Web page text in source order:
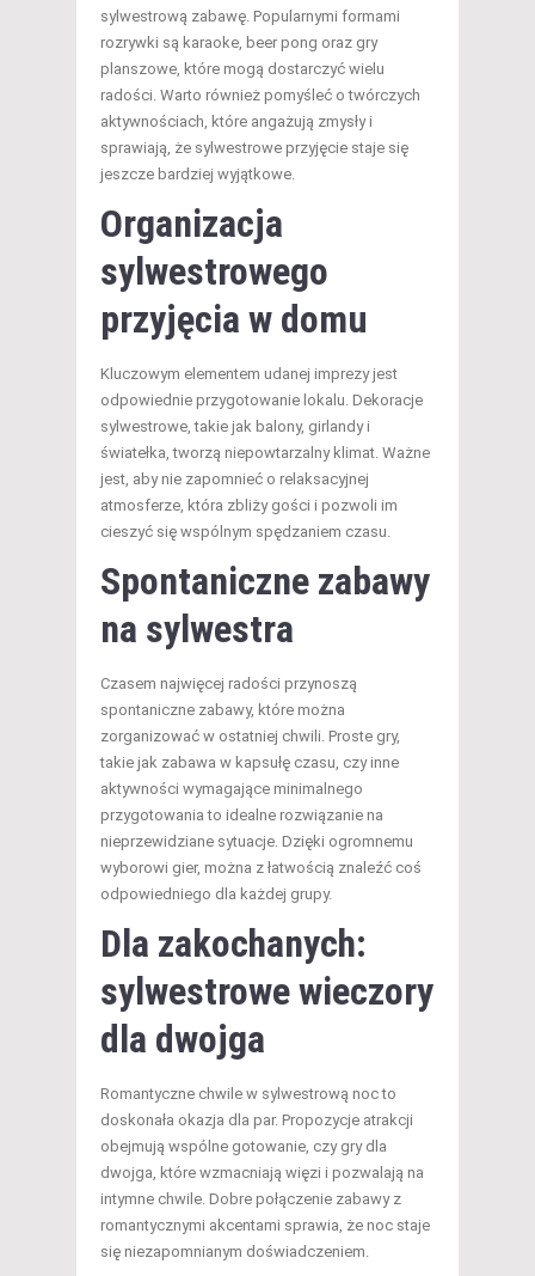
sylwestrową zabawę. Popularnymi formami
rozrywki są karaoke, beer pong oraz gry
planszowe, które mogą dostarczyć wielu
radości. Warto również pomyśleć o twórczych
aktywnościach, które angażują zmysły i
sprawiają, że sylwestrowe przyjęcie staje się
jeszcze bardziej wyjątkowe.
Organizacja
sylwestrowego
przyjęcia w domu
Kluczowym elementem udanej imprezy jest
odpowiednie przygotowanie lokalu. Dekoracje
sylwestrowe, takie jak balony, girlandy i
światełka, tworzą niepowtarzalny klimat. Ważne
jest, aby nie zapomnieć o relaksacyjnej
atmosferze, która zbliży gości i pozwoli im
cieszyć się wspólnym spędzaniem czasu.
Spontaniczne zabawy
na sylwestra
Czasem najwięcej radości przynoszą
spontaniczne zabawy, które można
zorganizować w ostatniej chwili. Proste gry,
takie jak zabawa w kapsułę czasu, czy inne
aktywności wymagające minimalnego
przygotowania to idealne rozwiązanie na
nieprzewidziane sytuacje. Dzięki ogromnemu
wyborowi gier, można z łatwością znaleźć coś
odpowiedniego dla każdej grupy.
Dla zakochanych:
sylwestrowe wieczory
dla dwojga
Romantyczne chwile w sylwestrową noc to
doskonała okazja dla par. Propozycje atrakcji
obejmują wspólne gotowanie, czy gry dla
dwojga, które wzmacniają więzi i pozwalają na
intymne chwile. Dobre połączenie zabawy z
romantycznymi akcentami sprawia, że noc staje
się niezapomnianym doświadczeniem.